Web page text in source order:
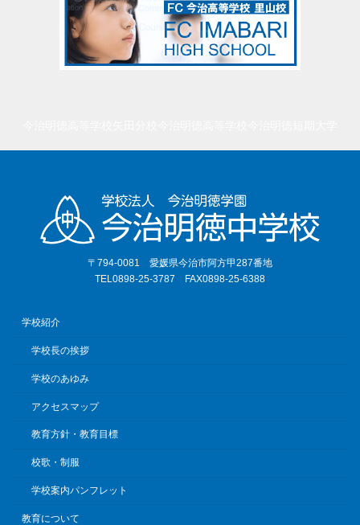
〒794-0081 愛媛県今治市阿方甲287番地
TEL0898-25-3787 FAX0898-25-6388
学校紹介
学校長の挨拶
学校のあゆみ
アクセスマップ
教育方針・教育目標
校歌・制服
学校案内パンフレット
教育について